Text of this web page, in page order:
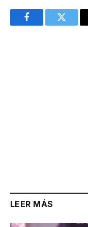
FacebookTwitter
LEER MÁS